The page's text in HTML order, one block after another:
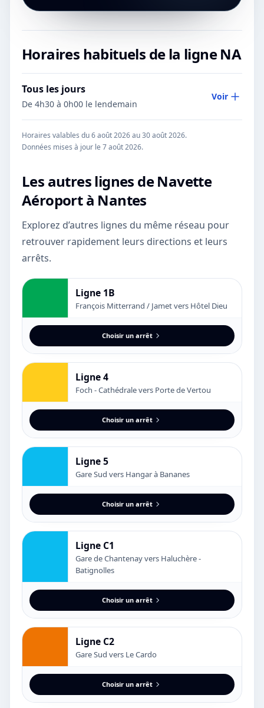
Horaires habituels de la ligneNA
Tous les jours
De 4h30 à 0h00 le lendemain
Voir
Horaires valables du 6 août 2026 au 30 août 2026.
Données mises à jour le 7 août 2026.
Les autres lignes deNavette
Aéroportà Nantes
Explorez d’autres lignes du même réseau pour
retrouver rapidement leurs directions et leurs
arrêts.
Ligne 1B
François Mitterrand / Jamet vers Hôtel Dieu
Choisir un arrêt
Ligne 4
Foch - Cathédrale vers Porte de Vertou
Choisir un arrêt
Ligne 5
Gare Sud vers Hangar à Bananes
Choisir un arrêt
Ligne C1
Gare de Chantenay vers Haluchère -
Batignolles
Choisir un arrêt
Ligne C2
Gare Sud vers Le Cardo
Choisir un arrêt